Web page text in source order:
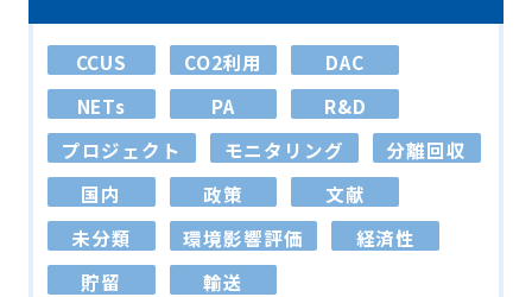
CCUS CO2利用
DAC
NETs
PA
R&D
プロジェクト
モニタリング
分離回収
国内
政策
文献
未分類
環境影響評価
経済性
貯留
輸送